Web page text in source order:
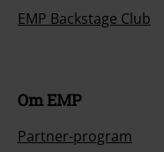
EMP Backstage Club
Om EMP
Partner-program